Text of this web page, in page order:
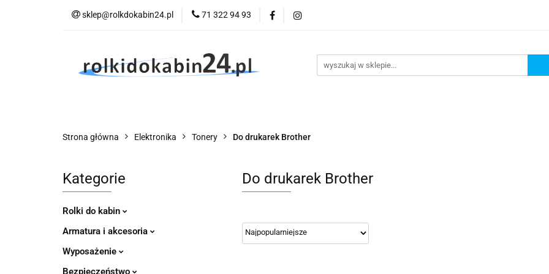
sklep@rolkdokabin24.pl 71 322 94 93
Rolki Armatura
Strona główna Elektronika Tonery Do drukarek Brother
Kategorie
Rolki do kabin
Armatura i akcesoria
Wyposażenie
Bezpieczeństwo
Do drukarek Brother